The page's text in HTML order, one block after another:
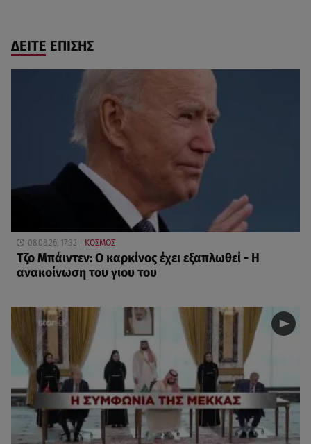
ΔΕΙΤΕ ΕΠΙΣΗΣ
08.08.26, 17:32 ΚΟΣΜΟΣ
Τζο Μπάιντεν: Ο καρκίνος έχει εξαπλωθεί - Η
ανακοίνωση του γιου του